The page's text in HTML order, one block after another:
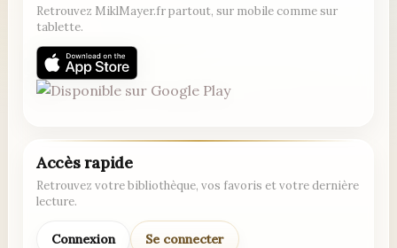
Retrouvez MiklMayer.fr partout, sur mobile comme sur
tablette.
Accès rapide
Retrouvez votre bibliothèque, vos favoris et votre dernière
lecture.
Connexion Se connecter